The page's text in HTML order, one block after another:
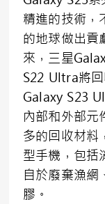
精進的技術，
的地球做出貢
來，三星
S22 Ultra將回
Galaxy S23
內部和外部元
多的回收材料
型手機，包括
自於廢棄漁網
膠。